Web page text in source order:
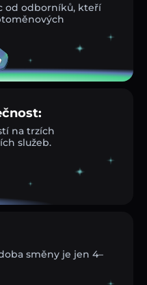
od odborníků, kteří
na trzích
služeb.
směny je jen 4–